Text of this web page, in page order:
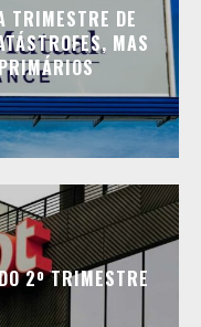
TRIMESTRE DE
MAS
2º TRIMESTRE